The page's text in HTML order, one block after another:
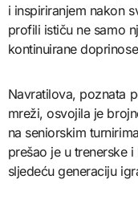
i inspiriranjem nakon
profili ističu ne samo
kontinuirane
Navratilova, poznata
mreži, osvojila je
na seniorskim
prešao je u trenerske
sljedeću generaciju